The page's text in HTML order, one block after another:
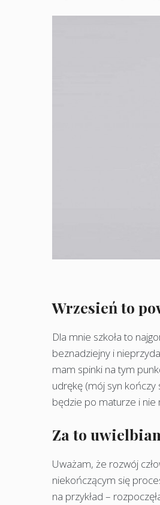
Wrzesień to
Dla mnie szkoła to
beznadziejny i
mam spinki na tym
udrękę (mój syn kończy
będzie po maturze i nie
Za to
Uważam, że rozwój
niekończącym się
na przykład –